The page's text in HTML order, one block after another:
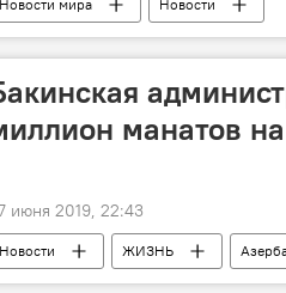
Новости мира Новости
манатов
июня 2019, 22:43
Новости ЖИЗНЬ